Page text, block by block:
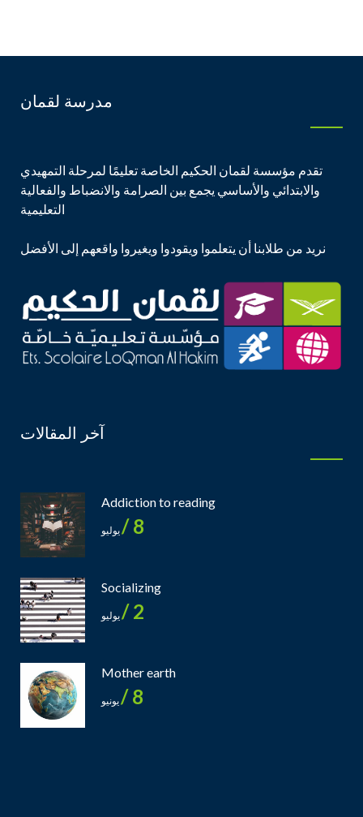
مدرسة لقمان
تقدم مؤسسة لقمان الحكيم الخاصة تعليمًا لمرحلة التمهيدي
والابتدائي والأساسي يجمع بين الصرامة والانضباط والفعالية
التعليمية
نريد من طلابنا أن يتعلموا ويقودوا ويغيروا واقعهم إلى الأفضل
آخر المقالات
Addiction to reading
8 / يوليو
Socializing
2 / يوليو
Mother earth
8 / يونيو